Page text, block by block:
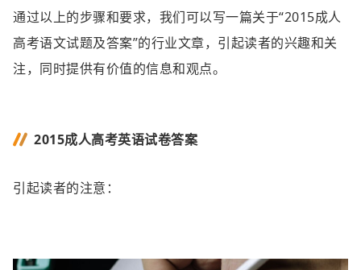
通过以上的步骤和要求，我们可以写一篇关于“2015成人
高考语文试题及答案”的行业文章，引起读者的兴趣和关
注，同时提供有价值的信息和观点。
2015成人高考英语试卷答案
引起读者的注意：